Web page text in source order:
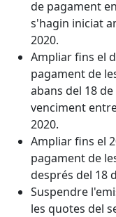
de pagament
s'hagin iniciat
2020.
Ampliar fins el
pagament de
abans del 18
venciment
2020.
Ampliar fins el
pagament de
després del 18
Suspendre
les quotes del